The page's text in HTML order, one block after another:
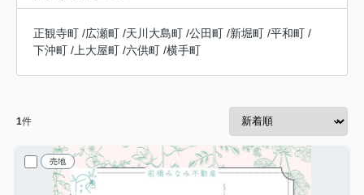
正観寺町 /広瀬町 /天川大島町 /公田町 /新堀町 /平和町 /
下沖町 / 上大屋町 /六供町 /横手町
1件
売地